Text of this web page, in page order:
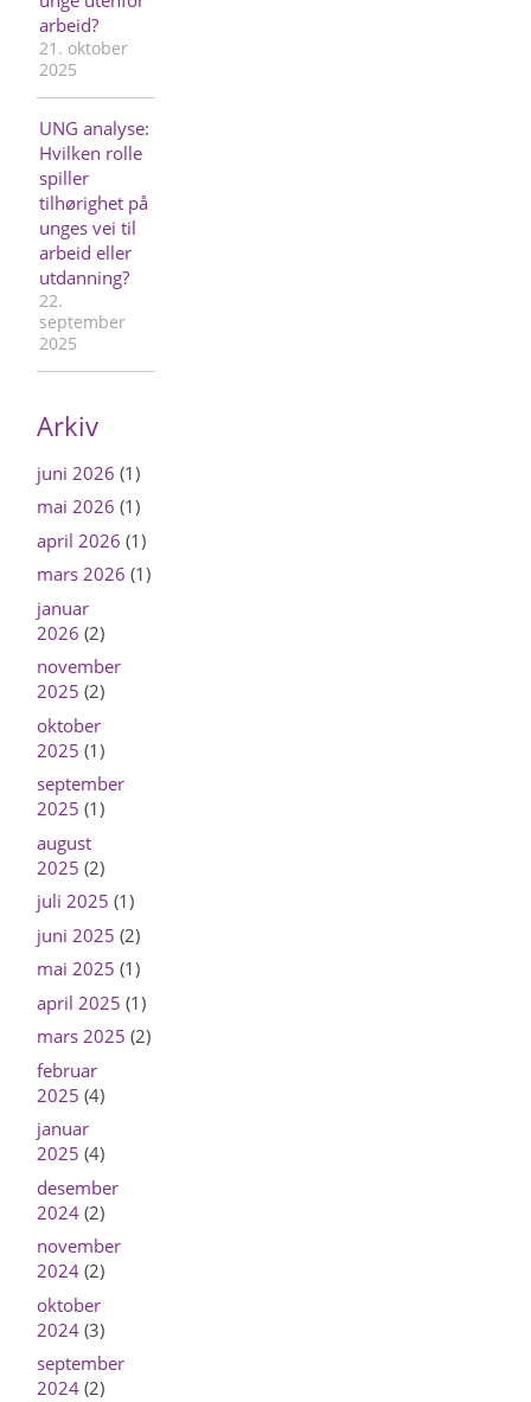
arbeid?
21. oktober
2025
UNG analyse:
Hvilken rolle
spiller
tilhørighet på
unges vei til
arbeid eller
utdanning?
22.
september
2025
Arkiv
juni 2026 (1)
mai 2026 (1)
april 2026 (1)
mars 2026 (1)
januar
2026 (2)
november
2025 (2)
oktober
2025 (1)
september
2025 (1)
august
2025 (2)
juli 2025 (1)
juni 2025 (2)
mai 2025 (1)
april 2025 (1)
mars 2025 (2)
februar
2025 (4)
januar
2025 (4)
desember
2024(2)
november
2024(2)
oktober
2024(3)
september
2024(2)